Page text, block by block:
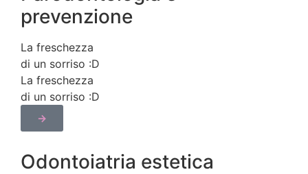
prevenzione
La freschezza
di un sorriso :​D
La freschezza
di un sorriso :​D
→
Odontoiatria estetica